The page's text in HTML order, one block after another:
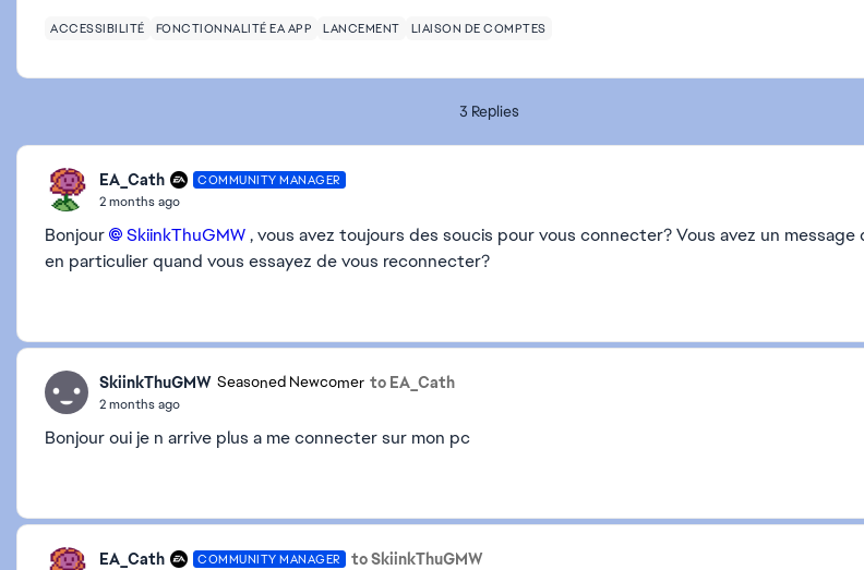
ACCESSIBILITÉ FONCTIONNALITÉ EA APP LANCEMENT LIAISON DE COMPTES
3 Replies
EA_Cath COMMUNITY MANAGER
2 months ago
Bonjour SkiinkThuGMW​, vous avez toujours des soucis pour vous connecter? Vous avez un message
en particulier quand vous essayez de vous reconnecter?
SkiinkThuGMW Seasoned Newcomer to EA_Cath
2 months ago
Bonjour oui je n arrive plus a me connecter sur mon pc
EA_Cath COMMUNITY MANAGER to SkiinkThuGMW